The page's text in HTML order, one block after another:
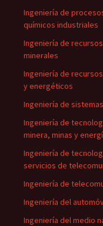
Ingeniería de
químicos industriales
Ingeniería de recursos
minerales
Ingeniería de
y energéticos
Ingeniería de
Ingeniería de
minera, minas y
Ingeniería de
servicios de
Ingeniería de
Ingeniería del
Ingeniería del medio